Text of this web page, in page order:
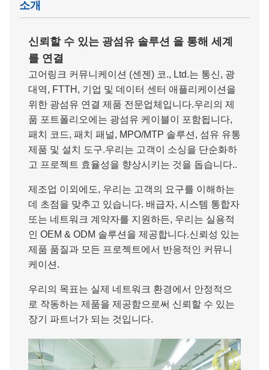
소개
신뢰할 수 있는 광섬유 솔루션 을 통해 세계
를 연결
고어링크 커뮤니케이션 (센젠) 코., Ltd.는 통신, 광
대역, FTTH, 기업 및 데이터 센터 애플리케이션을
위한 광섬유 연결 제품 전문업체입니다.우리의 제
품 포트폴리오에는 광섬유 케이블이 포함됩니다,
패치 코드, 패치 패널, MPO/MTP 솔루션, 섬유 유통
제품 및 설치 도구.우리는 고객이 소싱을 단순화하
고 프로젝트 효율성을 향상시키는 것을 돕습니다..
제조업 이외에도, 우리는 고객의 요구를 이해하는
데 초점을 맞추고 있습니다. 배급자, 시스템 통합자
또는 네트워크 계약자를 지원하든, 우리는 실용적
인 OEM & ODM 솔루션을 제공합니다.신뢰성 있는
제품 품질과 모든 프로젝트에서 반응적인 커뮤니
케이션.
우리의 목표는 실제 네트워크 환경에서 안정적으
로 작동하는 제품을 제공함으로써 신뢰할 수 있는
장기 파트너가 되는 것입니다.